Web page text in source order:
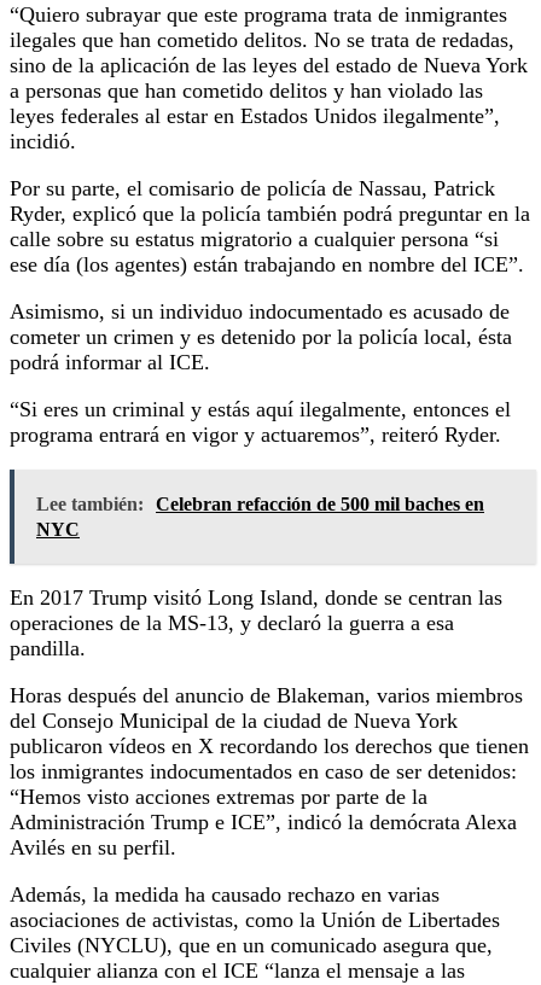
“Quiero subrayar que este programa trata de inmigrantes
ilegales que han cometido delitos. No se trata de redadas,
sino de la aplicación de las leyes del estado de Nueva York
a personas que han cometido delitos y han violado las
leyes federales al estar en Estados Unidos ilegalmente”,
incidió.
Por su parte, el comisario de policía de Nassau, Patrick
Ryder, explicó que la policía también podrá preguntar en la
calle sobre su estatus migratorio a cualquier persona “si
ese día (los agentes) están trabajando en nombre del ICE”.
Asimismo, si un individuo indocumentado es acusado de
cometer un crimen y es detenido por la policía local, ésta
podrá informar al ICE.
“Si eres un criminal y estás aquí ilegalmente, entonces el
programa entrará en vigor y actuaremos”, reiteró Ryder.
Lee también:
Celebran refacción de 500 mil baches en
NYC
En 2017 Trump visitó Long Island, donde se centran las
operaciones de la MS-13, y declaró la guerra a esa
pandilla.
Horas después del anuncio de Blakeman, varios miembros
del Consejo Municipal de la ciudad de Nueva York
publicaron vídeos en X recordando los derechos que tienen
los inmigrantes indocumentados en caso de ser detenidos:
“Hemos visto acciones extremas por parte de la
Administración Trump e ICE”, indicó la demócrata Alexa
Avilés en su perfil.
Además, la medida ha causado rechazo en varias
asociaciones de activistas, como la Unión de Libertades
Civiles (NYCLU), que en un comunicado asegura que,
cualquier alianza con el ICE “lanza el mensaje a las